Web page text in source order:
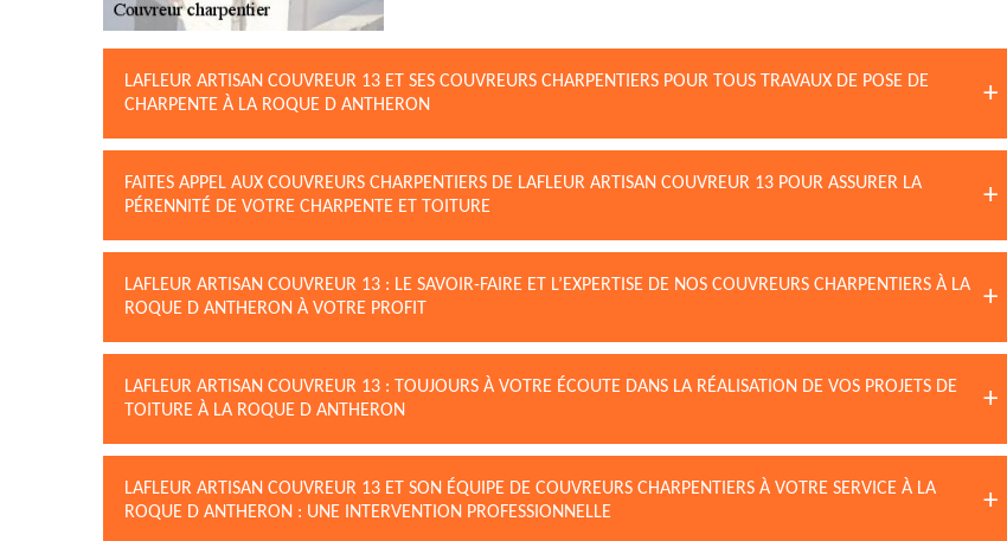
LAFLEUR ARTISAN COUVREUR 13 ET SES COUVREURS CHARPENTIERS POUR TOUS TRAVAUX DE POSE DE
CHARPENTE À LA ROQUE D ANTHERON
FAITES APPEL AUX COUVREURS CHARPENTIERS DE LAFLEUR ARTISAN COUVREUR 13 POUR ASSURER LA
PÉRENNITÉ DE VOTRE CHARPENTE ET TOITURE
LAFLEUR ARTISAN COUVREUR 13 : LE SAVOIR-FAIRE ET L’EXPERTISE DE NOS COUVREURS CHARPENTIERS À LA
ROQUE D ANTHERON À VOTRE PROFIT
LAFLEUR ARTISAN COUVREUR 13 : TOUJOURS À VOTRE ÉCOUTE DANS LA RÉALISATION DE VOS PROJETS DE
TOITURE À LA ROQUE D ANTHERON
LAFLEUR ARTISAN COUVREUR 13 ET SON ÉQUIPE DE COUVREURS CHARPENTIERS À VOTRE SERVICE À LA
ROQUE D ANTHERON : UNE INTERVENTION PROFESSIONNELLE